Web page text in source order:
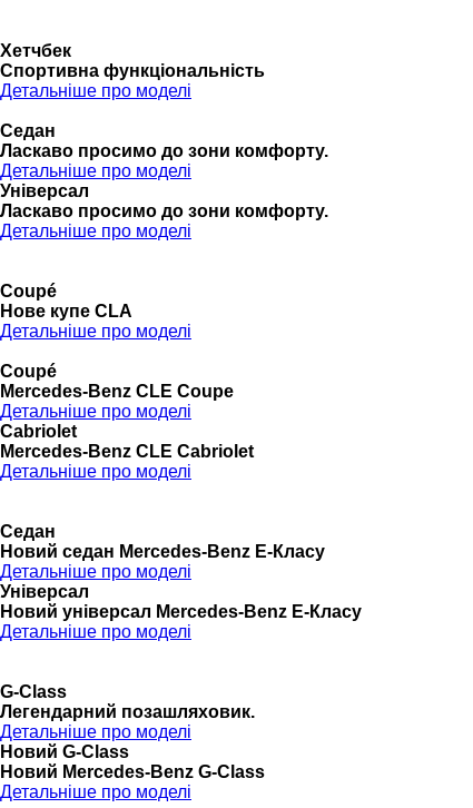
Хетчбек
Спортивна функціональність
Детальніше про моделі
Седан
Ласкаво просимо до зони комфорту.
Детальніше про моделі
Універсал
Ласкаво просимо до зони комфорту.
Детальніше про моделі
Coupé
Нове купе CLA
Детальніше про моделі
Coupé
Mercedes-Benz CLE Coupe
Детальніше про моделі
Cabriolet
Mercedes-Benz CLE Cabriolet
Детальніше про моделі
Седан
Новий седан Mercedes-Benz Е-Класу
Детальніше про моделі
Універсал
Новий універсал Mercedes-Benz E-Класу
Детальніше про моделі
G-Class
Легендарний позашляховик.
Детальніше про моделі
Новий G-Class
Новий Mercedes-Benz G-Class
Детальніше про моделі